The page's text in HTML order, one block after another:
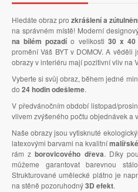
Hledáte obraz prozkrášlení a
na správném místě! Moderní
na bílém pozadío velikosti 30 x 40
promění Váš BYT v DOMOV. A
obrazy v interiéru mají pozitivní vliv na
Vyberte si svůj obraz, během jedné
do 24 hodin odešleme.
V předvánočním období listopad/
vlivem zvýšeného počtu objednávek a
Naše obrazy jsou vytisknuté
latexovými barvami na kvalitní
rám zborovicového dřeva. Díky
můžeme garantovat barevnou
Strukturované umělecké plátno je
na stěně pozoruhodný3D efekt.